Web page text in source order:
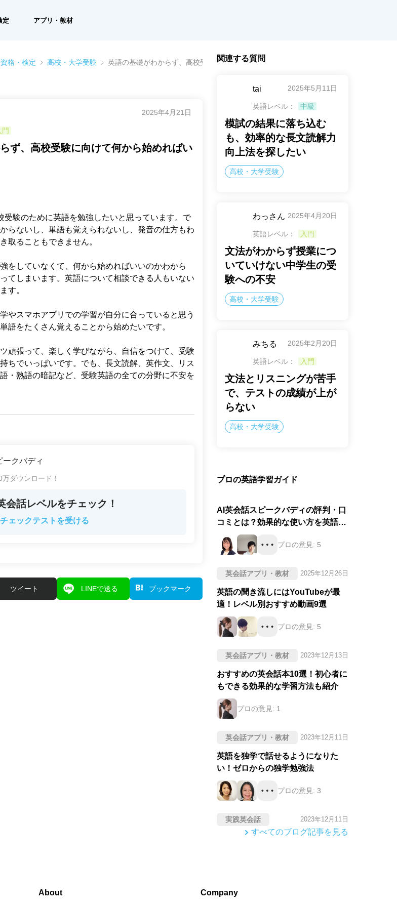
定 アプリ・教材
格・検定 高校・大学受験 英語の基礎がわからず、高校受験に向けて何から始めればいいか不安
2025年4月21日
門
ず、高校受験に向けて何から始めればい
受験のために英語を勉強したいと思っています。で
らないし、単語も覚えられないし、発音の仕方もわ
取ることもできません。
をしていなくて、何から始めればいいのかわから
てしまいます。英語について相談できる人もいない
す。
やスマホアプリでの学習が自分に合っていると思う
語をたくさん覚えることから始めたいです。
頑張って、楽しく学びながら、自信をつけて、受験
ちでいっぱいです。でも、長文読解、英作文、リス
・熟語の暗記など、受験英語の全ての分野に不安を
ークバディ
ダウンロード！
会話レベルをチェック！
ェックテストを受ける
ツイート LINEで送る ブックマーク
関連する質問
tai 2025年5月11日
英語レベル： 中級
模試の結果に落ち込む
も、効率的な長文読解力
向上法を探したい
高校・大学受験
わっさん 2025年4月20日
英語レベル： 入門
文法がわからず授業につ
いていけない中学生の受
験への不安
高校・大学受験
みちる 2025年2月20日
英語レベル： 入門
文法とリスニングが苦手
で、テストの成績が上が
らない
高校・大学受験
プロの英語学習ガイド
AI英会話スピークバディの評判・口
コミとは？効果的な使い方を英語の
プロが徹底評価！
プロの意見: 5
英会話アプリ・教材 2025年12月26日
英語の聞き流しにはYouTubeが最
適！レベル別おすすめ動画9選
プロの意見: 5
英会話アプリ・教材 2023年12月13日
おすすめの英会話本10選！初心者に
もできる効果的な学習方法も紹介
プロの意見: 1
英会話アプリ・教材 2023年12月11日
英語を独学で話せるようになりた
い！ゼロからの独学勉強法
プロの意見: 3
実践英会話 2023年12月11日
すべてのブログ記事を見る
About Company